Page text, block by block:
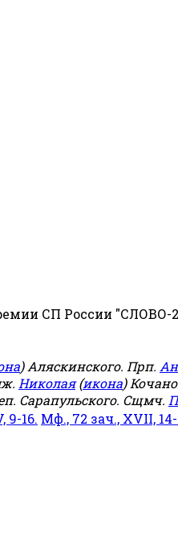
СП России "СЛОВО-
) Аляскинского. Прп.
Николая(икона)
Сарапульского. Сщмч.
9-16. Мф., 72 зач., XVII,